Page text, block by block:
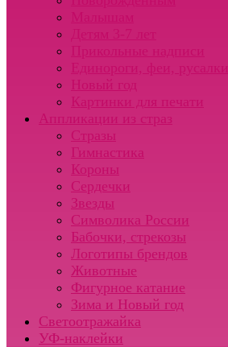
Детям 3-7 лет
Прикольные надписи
Единороги, феи, русалки
Новый год
Картинки для печати
Аппликации из страз
Стразы
Гимнастика
Короны
Сердечки
Звезды
Символика России
Бабочки, стрекозы
Логотипы брендов
Животные
Фигурное катание
Зима и Новый год
Светоотражайка
УФ-наклейки